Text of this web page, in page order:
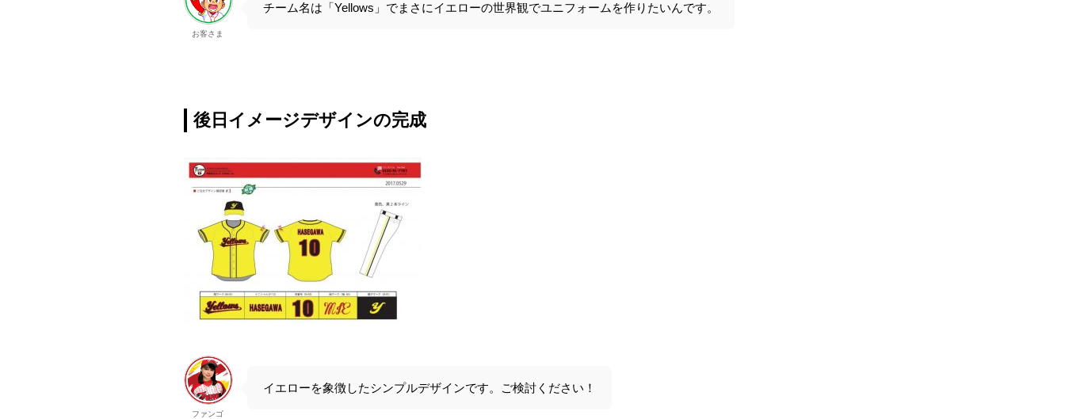
お客さま
チーム名は「Yellows」でまさにイエローの世界観でユニフォームを作りたいんです。
後日イメージデザインの完成
ファンゴ
イエローを象徴したシンプルデザインです。ご検討ください！